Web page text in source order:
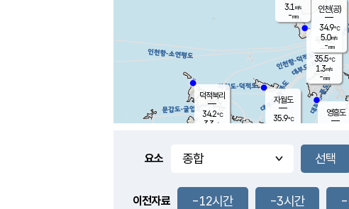
풍도
2.2m/s
무의도
35.5℃
1.3m/s
-mm
영흥도
자월도
35.9℃
3.1 m/s
-mm
덕적북리
34.2℃
3.3 m/s
인천(공)
34.9℃
5.0m/s
-mm
요소
이전자료 -12시간 -3시간 -